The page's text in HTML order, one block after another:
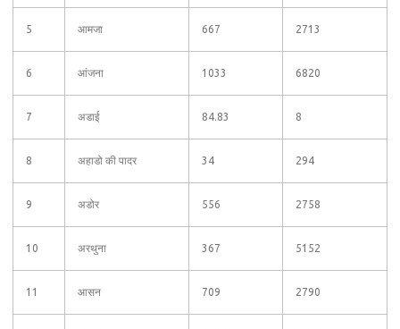
5 आमजा 667 2713
6 आंजना 1033 6820
7 अडाई 84.83 8
8 अहाडो की पादर 34 294
9 अडोर 556 2758
10 अरथुना 367 5152
11 आसन 709 2790